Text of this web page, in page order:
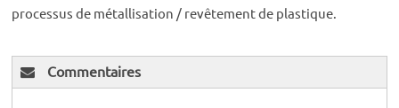
processus de métallisation / revêtement de plastique.
Commentaires